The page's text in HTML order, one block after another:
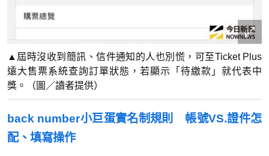
▲屆時沒收到簡訊、信件通知的人也別慌，可至Ticket Plus
遠大售票系統查詢訂單狀態，若顯示「待繳款」就代表中
獎。（圖／讀者提供）
back number小巨蛋實名制規則 帳號VS.證件怎
配、填寫操作